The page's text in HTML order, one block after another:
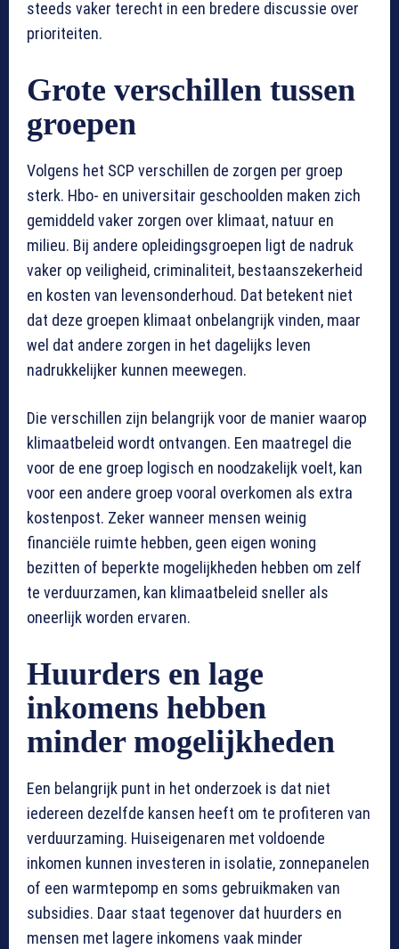
steeds vaker terecht in een bredere discussie over
prioriteiten.
Grote verschillen tussen
groepen
Volgens het SCP verschillen de zorgen per groep
sterk. Hbo- en universitair geschoolden maken zich
gemiddeld vaker zorgen over klimaat, natuur en
milieu. Bij andere opleidingsgroepen ligt de nadruk
vaker op veiligheid, criminaliteit, bestaanszekerheid
en kosten van levensonderhoud. Dat betekent niet
dat deze groepen klimaat onbelangrijk vinden, maar
wel dat andere zorgen in het dagelijks leven
nadrukkelijker kunnen meewegen.
Die verschillen zijn belangrijk voor de manier waarop
klimaatbeleid wordt ontvangen. Een maatregel die
voor de ene groep logisch en noodzakelijk voelt, kan
voor een andere groep vooral overkomen als extra
kostenpost. Zeker wanneer mensen weinig
financiële ruimte hebben, geen eigen woning
bezitten of beperkte mogelijkheden hebben om zelf
te verduurzamen, kan klimaatbeleid sneller als
oneerlijk worden ervaren.
Huurders en lage
inkomens hebben
minder mogelijkheden
Een belangrijk punt in het onderzoek is dat niet
iedereen dezelfde kansen heeft om te profiteren van
verduurzaming. Huiseigenaren met voldoende
inkomen kunnen investeren in isolatie, zonnepanelen
of een warmtepomp en soms gebruikmaken van
subsidies. Daar staat tegenover dat huurders en
mensen met lagere inkomens vaak minder